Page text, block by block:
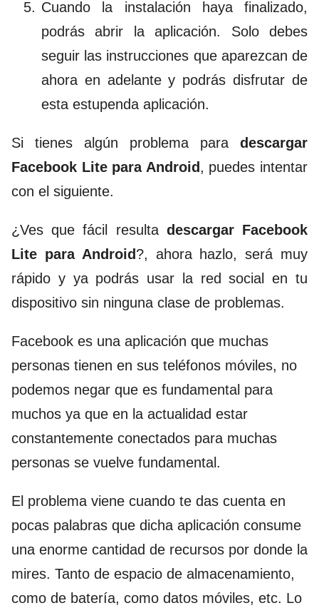
Cuando la instalación haya finalizado,
podrás abrir la aplicación. Solo debes
seguir las instrucciones que aparezcan de
ahora en adelante y podrás disfrutar de
esta estupenda aplicación.
Si tienes algún problema para descargar
Facebook Lite para Android, puedes intentar
con el siguiente.
¿Ves que fácil resulta descargar Facebook
Lite para Android?, ahora hazlo, será muy
rápido y ya podrás usar la red social en tu
dispositivo sin ninguna clase de problemas.
Facebook es una aplicación que muchas
personas tienen en sus teléfonos móviles, no
podemos negar que es fundamental para
muchos ya que en la actualidad estar
constantemente conectados para muchas
personas se vuelve fundamental.
El problema viene cuando te das cuenta en
pocas palabras que dicha aplicación consume
una enorme cantidad de recursos por donde la
mires. Tanto de espacio de almacenamiento,
como de batería, como datos móviles, etc. Lo